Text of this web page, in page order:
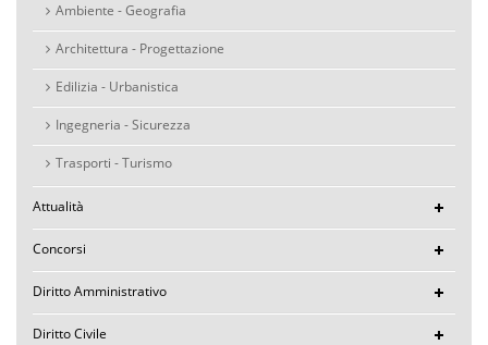
Ambiente - Geografia
Architettura - Progettazione
Edilizia - Urbanistica
Ingegneria - Sicurezza
Trasporti - Turismo
Attualità
Concorsi
Diritto Amministrativo
Diritto Civile